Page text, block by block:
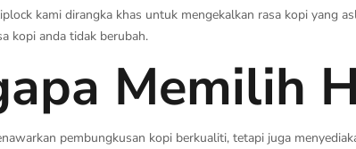
kami dirangka khas untuk mengekalkan rasa kopi yang
kopi anda tidak berubah.
Memilih
pembungkusan kopi berkualiti, tetapi juga